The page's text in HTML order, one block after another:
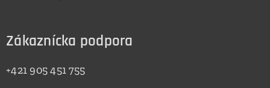
Zákaznícka podpora
+421 905 451 755